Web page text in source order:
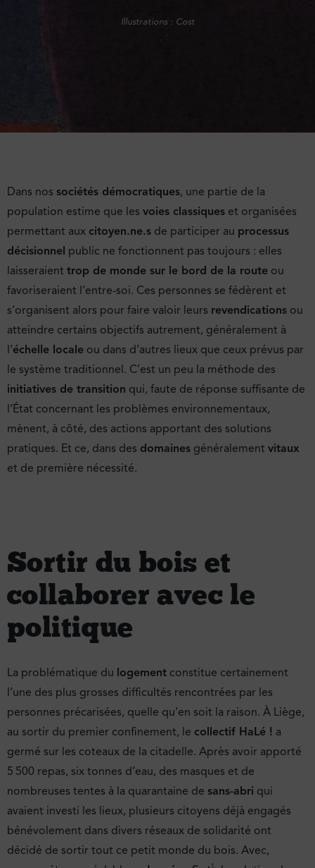
Illustrations : Cost
Dans nos sociétés démocratiques, une partie de la
population estime que les voies classiques et organisées
permettant aux citoyen.ne.s de participer au processus
décisionnel public ne fonctionnent pas toujours : elles
laisseraient trop de monde sur le bord de la route ou
favoriseraient l’entre-soi. Ces personnes se fédèrent et
s’organisent alors pour faire valoir leurs revendications ou
atteindre certains objectifs autrement, généralement à
l’échelle locale ou dans d’autres lieux que ceux prévus par
le système traditionnel. C’est un peu la méthode des
initiatives de transition qui, faute de réponse suffisante de
l’État concernant les problèmes environnementaux,
mènent, à côté, des actions apportant des solutions
pratiques. Et ce, dans des domaines généralement vitaux
et de première nécessité.
Sortir du bois et
collaborer avec le
politique
La problématique du logement constitue certainement
l’une des plus grosses difficultés rencontrées par les
personnes précarisées, quelle qu’en soit la raison. À Liège,
au sortir du premier confinement, le collectif HaLé ! a
germé sur les coteaux de la citadelle. Après avoir apporté
5 500 repas, six tonnes d’eau, des masques et de
nombreuses tentes à la quarantaine de sans-abri qui
avaient investi les lieux, plusieurs citoyens déjà engagés
bénévolement dans divers réseaux de solidarité ont
décidé de sortir tout ce petit monde du bois. Avec,